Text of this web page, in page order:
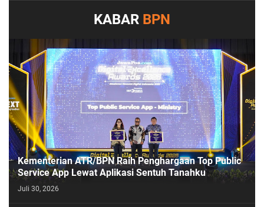
KABAR BPN
Kementerian ATR/BPN Raih Penghargaan Top Public
Service App Lewat Aplikasi Sentuh Tanahku
Juli 30, 2026